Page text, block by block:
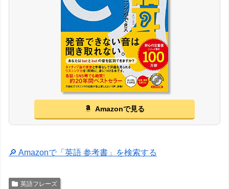
Amazonで見る
🔎 Amazonで「英語 参考書」を検索する
英語フレーズ